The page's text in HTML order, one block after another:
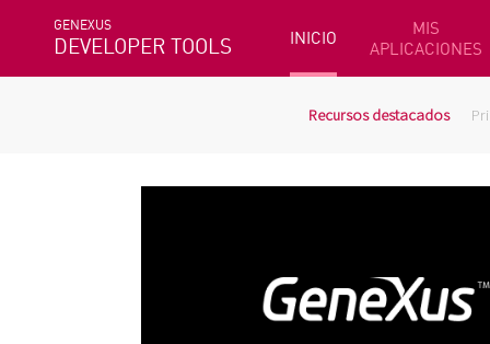
GENEXUS
DEVELOPER TOOLS INICIO
MIS
APLICACIONES
Recursos destacados